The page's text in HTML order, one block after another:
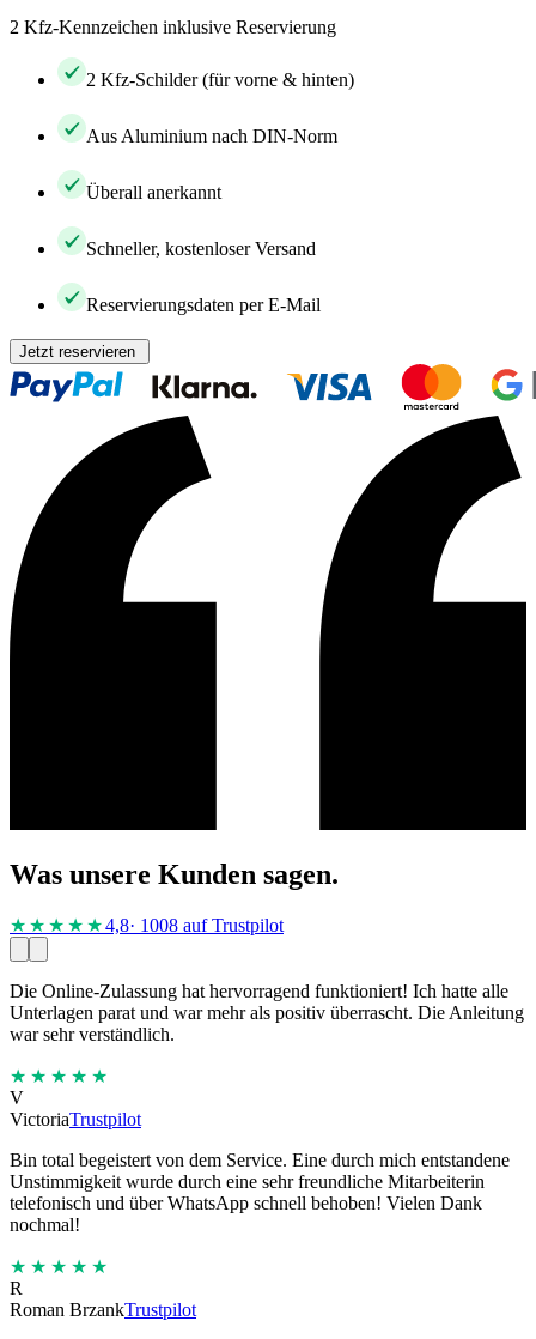
2 Kfz-Kennzeichen inklusive Reservierung
2 Kfz-Schilder (für vorne & hinten)
Aus Aluminium nach DIN-Norm
Überall anerkannt
Schneller, kostenloser Versand
Reservierungsdaten per E-Mail
Jetzt reservieren
Was unsere Kunden sagen.
★★★★ ★4,8· 1008 auf Trustpilot
Die Online-Zulassung hat hervorragend funktioniert! Ich hatte alle
Unterlagen parat und war mehr als positiv überrascht. Die Anleitung
war sehr verständlich.
★★★★★
V
VictoriaTrustpilot
Bin total begeistert von dem Service. Eine durch mich entstandene
Unstimmigkeit wurde durch eine sehr freundliche Mitarbeiterin
telefonisch und über WhatsApp schnell behoben! Vielen Dank
nochmal!
★★★★★
R
Roman BrzankTrustpilot